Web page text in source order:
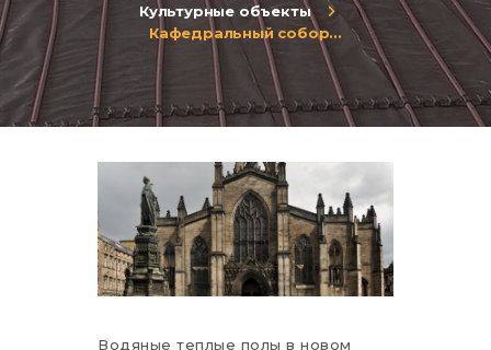
Культурные объекты
Кафедральный собор...
Водяные теплые полы в новом